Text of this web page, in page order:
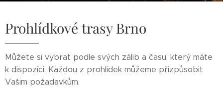
Prohlídkové trasy Brno
Můžete si vybrat podle svých zálib a času, který máte
k dispozici. Každou z prohlídek můžeme přizpůsobit
Vašim požadavkům.